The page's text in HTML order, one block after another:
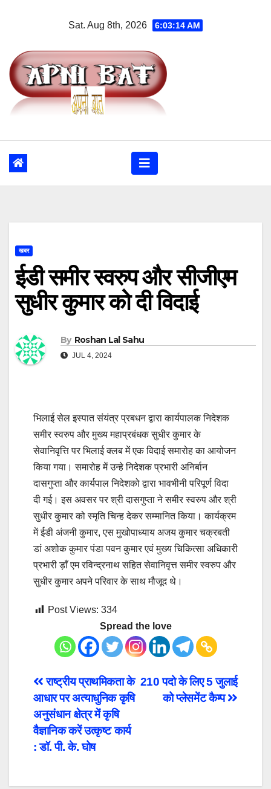
Sat. Aug 8th, 2026 6:03:15 AM
खबर
ईडी समीर स्वरुप और सीजीएम
सुधीर कुमार को दी विदाई
By Roshan Lal Sahu
JUL 4, 2024
भिलाई सेल इस्पात संयंत्र प्रबधन द्वारा कार्यपालक निदेशक
समीर स्वरुप और मुख्य महाप्रबंधक सुधीर कुमार के
सेवानिवृत्ति पर भिलाई क्लब में एक विदाई समारोह का आयोजन
किया गया। समारोह में उन्हे निदेशक प्रभारी अनिर्बान
दासगुप्ता और कार्यपाल निदेशको द्वारा भावभीनी परिपूर्ण विदा
दी गई। इस अवसर पर श्री दासगुप्ता ने समीर स्वरुप और श्री
सुधीर कुमार को स्मृति चिन्ह देकर सम्मानित किया। कार्यक्रम
में ईडी अंजनी कुमार, एस मुखोपाध्याय अजय कुमार चक्रबती
डां अशोक कुमार पंडा पवन कुमार एवं मुख्य चिकित्सा अधिकारी
प्रभारी ड़ाँ एम रविन्द्रनाथ सहित सेवानिवृत्त समीर स्वरुप और
सुधीर कुमार अपने परिवार के साथ मौजूद थे।
Post Views: 334
Spread the love
Post
navigation
210 पदो के लिए 5 जुलाई
को प्लेसमेंट कैम्प
राष्ट्रीय प्राथमिकता के
आधार पर अत्याधुनिक कृषि
अनुसंधान क्षेत्र में कृषि
वैज्ञानिक करें उत्कृष्ट कार्य
: डॉ. पी. के. घोष